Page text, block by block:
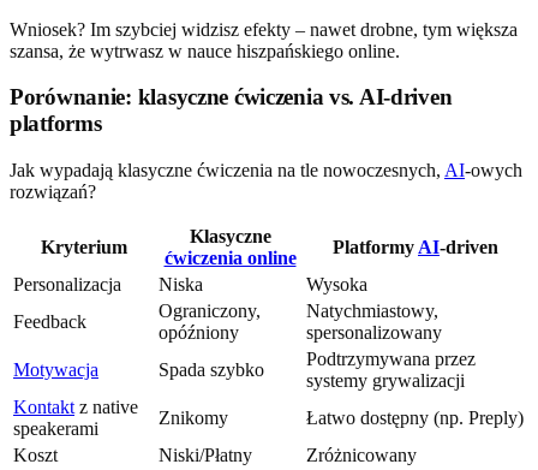
Wniosek? Im szybciej widzisz efekty – nawet drobne, tym większa
szansa, że wytrwasz w nauce hiszpańskiego online.
Porównanie: klasyczne ćwiczenia vs. AI-driven
platforms
Jak wypadają klasyczne ćwiczenia na tle nowoczesnych, AI-owych
rozwiązań?
Kryterium
Klasyczne
ćwiczenia online
Platformy AI-driven
Personalizacja
Niska
Wysoka
Feedback
Ograniczony,
opóźniony
Natychmiastowy,
spersonalizowany
Motywacja
Spada szybko
Podtrzymywana przez
systemy grywalizacji
Kontakt z native
speakerami
Znikomy
Łatwo dostępny (np. Preply)
Koszt
Niski/Płatny
Zróżnicowany